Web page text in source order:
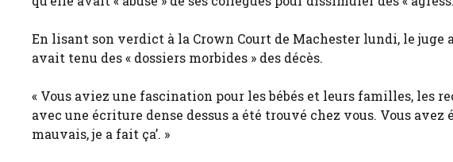
En lisant son verdict à la Crown Court de Machester lundi, le
avait tenu des « dossiers morbides » des décès.
« Vous aviez une fascination pour les bébés et leurs familles, les
avec une écriture dense dessus a été trouvé chez vous. Vous avez
mauvais, je a fait ça’. »